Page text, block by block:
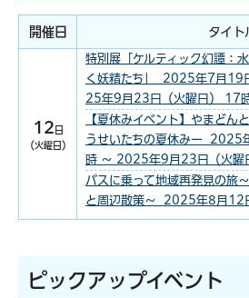
開催日 タイト
12 日
（火曜日）
特別展「ケルティック幻譚：
く妖精たち」 2025年7月19
25年9月23日（火曜日） 17
【夏休みイベント】やまどん
うせいたちの夏休みー 2025
時 ～ 2025年9月23日（火曜
バスに乗って地域再発見の旅
と周辺散策～ 2025年8月12
ピックアップイベント